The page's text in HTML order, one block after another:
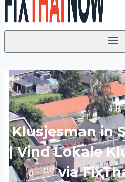
Klusjesman in
| Vind Lokale
via